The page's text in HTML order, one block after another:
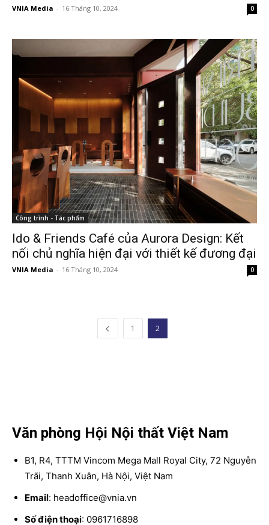
VNIA Media - 16 Tháng 10, 2024 0
Công trình - Tác phẩm
Ido & Friends Café của Aurora Design: Kết
nối chủ nghĩa hiện đại với thiết kế đương đại
VNIA Media - 16 Tháng 10, 2024 0
1 2
Văn phòng Hội Nội thất Việt Nam
B1, R4, TTTM Vincom Mega Mall Royal City, 72 Nguyễn
Trãi, Thanh Xuân, Hà Nội, Việt Nam
Email: headoffice@vnia.vn
Số điện thoại: 0961716898